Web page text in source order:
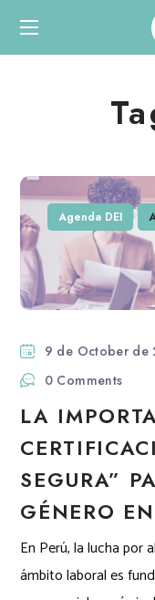
Agenda DEI
9 de October de
0 Comments
LA
SEGURA”
GÉNERO
En Perú, la lucha por
ámbito laboral es